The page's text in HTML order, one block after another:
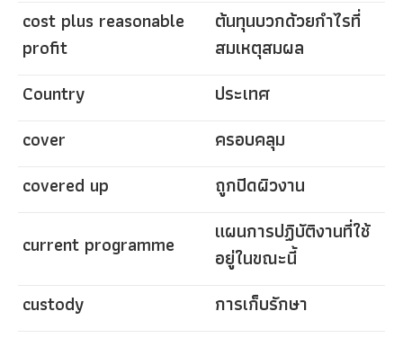
cost plus reasonable
profit
ต้นทุนบวกด้วยกำไรที่
สมเหตุสมผล
Country
ประเทศ
cover
ครอบคลุม
covered up
ถูกปิดผิวงาน
current programme
แผนการปฏิบัติงานที่ใช้
อยู่ในขณะนี้
custody
การเก็บรักษา